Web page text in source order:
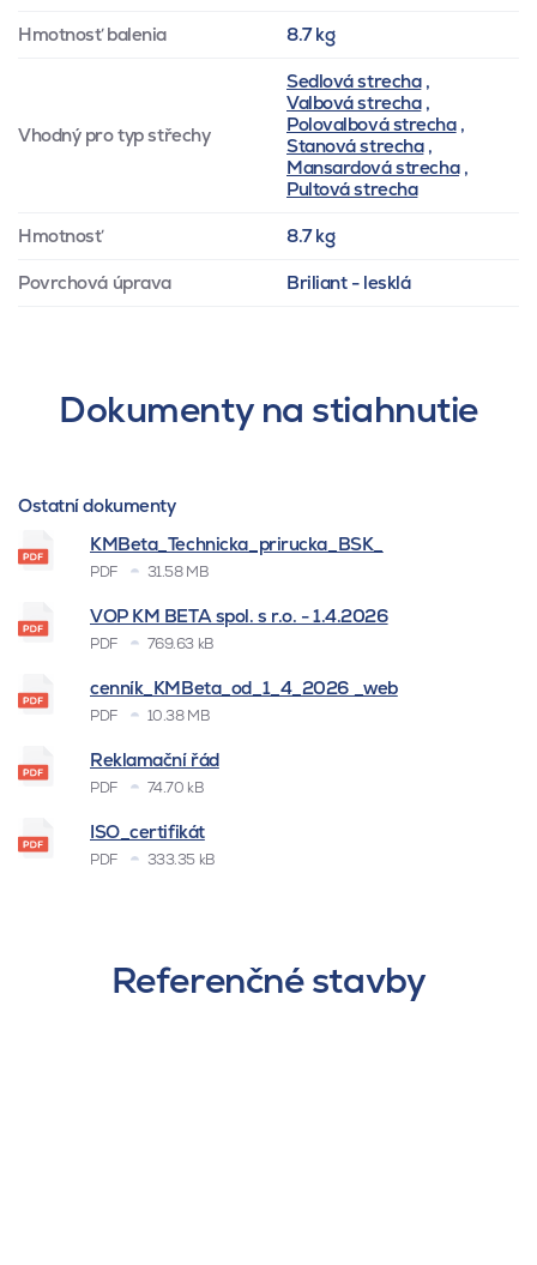
Hmotnosť balenia 8.7 kg
Vhodný pro typ střechy
Sedlová strecha,
Valbová strecha,
Polovalbová strecha,
Stanová strecha,
Mansardová strecha,
Pultová strecha
Hmotnosť 8.7 kg
Povrchová úprava Briliant - lesklá
Dokumenty na stiahnutie
Ostatní dokumenty
KMBeta_Technicka_prirucka_BSK_
PDF 31.58 MB
VOP KM BETA spol. s r.o. - 1.4.2026
PDF 769.63 kB
cenník_KMBeta_od_1_4_2026 _web
PDF 10.38 MB
Reklamační řád
PDF 74.70 kB
ISO_certifikát
PDF 333.35 kB
Referenčné stavby